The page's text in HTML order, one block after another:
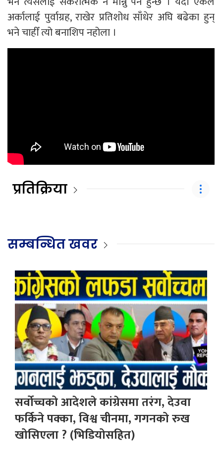
अर्कालाई पुर्वाग्रह, राखेर प्रतिशोध साँधेर अघि बढेका हुन्
भने चाहीँ त्यो बनाशिप नहोला ।
प्रतिक्रिया
सम्बन्धित खवर
सर्वोच्चको आदेशले कांग्रेसमा तरंग, देउवा
फर्किने पक्का, विश्व चीनमा, गगनको रुख
खोसिएला ? (भिडियोसहित)